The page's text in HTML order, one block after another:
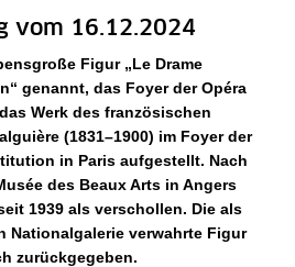
vom 16.12.2024
Figur „Le Drame
genannt, das Foyer der Opéra
Werk des französischen
(1831–1900) im Foyer der
in Paris aufgestellt. Nach
des Beaux Arts in Angers
1939 als verschollen. Die als
Nationalgalerie verwahrte Figur
zurückgegeben.